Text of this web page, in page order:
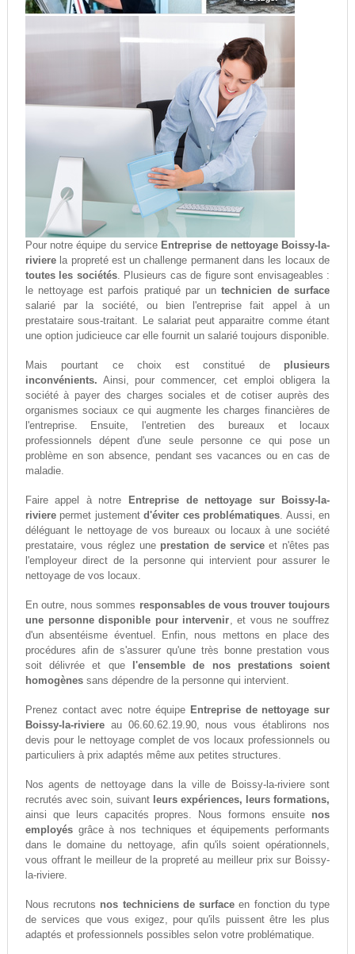
Pour notre équipe du service Entreprise de nettoyage Boissy-la-
rivierela propreté est un challenge permanent dans les locaux de
toutes les sociétés. Plusieurs cas de figure sont envisageables :
le nettoyage est parfois pratiqué par untechnicien de surface
salarié par la société, ou bien l'entreprise fait appel à un
prestataire sous-traitant. Le salariat peut apparaitre comme étant
une option judicieuce car elle fournit un salarié toujours disponible.
Mais pourtant ce choix est constitué de plusieurs
inconvénients. Ainsi, pour commencer, cet emploi obligera la
société à payer des charges sociales et de cotiser auprès des
organismes sociaux ce qui augmente les charges financières de
l'entreprise. Ensuite, l'entretien des bureaux et locaux
professionnels dépent d'une seule personne ce qui pose un
problème en son absence, pendant ses vacances ou en cas de
maladie.
Faire appel à notre
Entreprise de nettoyage sur Boissy-la-
rivierepermet justementd'éviter ces problématiques. Aussi, en
déléguant le nettoyage de vos bureaux ou locaux à une société
prestataire, vous réglez une prestation de service et n'êtes pas
l'employeur direct de la personne qui intervient pour assurer le
nettoyage de vos locaux.
En outre, nous sommes responsables de vous trouver toujours
une personne disponible pour intervenir, et vous ne souffrez
d'un absentéisme éventuel. Enfin, nous mettons en place des
procédures afin de s'assurer qu'une très bonne prestation vous
soit délivrée et que
l'ensemble de nos prestations soient
homogènessans dépendre de la personne qui intervient.
Prenez contact avec notre équipe Entreprise de nettoyage sur
Boissy-la-riviereau 06.60.62.19.90, nous vous établirons nos
devis pour le nettoyage complet de vos locaux professionnels ou
particuliers à prix adaptés même aux petites structures.
Nos agents de nettoyage dans la ville de Boissy-la-riviere sont
recrutés avec soin, suivant leurs expériences, leurs formations,
ainsi que leurs capacités propres. Nous formons ensuite nos
employésgrâce à nos techniques et équipements performants
dans le domaine du nettoyage, afin qu'ils soient opérationnels,
vous offrant le meilleur de la propreté au meilleur prix sur Boissy-
la-riviere.
Nous recrutons nos techniciens de surface en fonction du type
de services que vous exigez, pour qu'ils puissent être les plus
adaptés et professionnels possibles selon votre problématique.